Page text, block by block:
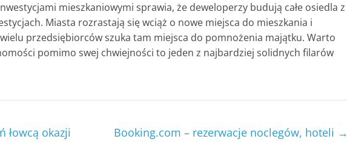
mieszkaniowymi sprawia, że deweloperzy budują całe osiedla z
Miasta rozrastają się wciąż o nowe miejsca do mieszkania i
przedsiębiorców szuka tam miejsca do pomnożenia majątku. Warto
pomimo swej chwiejności to jeden z najbardziej solidnych filarów
łowcą okazji Booking.com – rezerwacje noclegów, hoteli →